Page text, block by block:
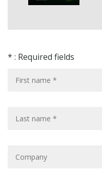
* : Required fields